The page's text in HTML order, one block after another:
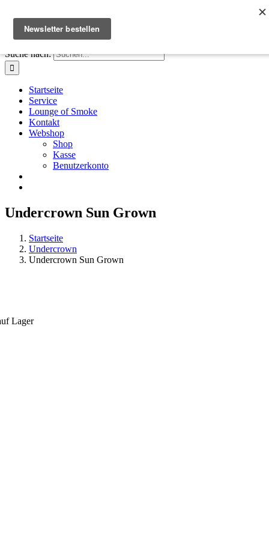
FacebookInstagramXE-Mail
+41 61 411 28 66|info@houseofsmoke.ch
Suche nach:
Startseite
Service
Lounge of Smoke
Kontakt
Webshop
Shop
Kasse
Benutzerkonto
Undercrown Sun Grown
Startseite
Undercrown
Undercrown Sun Grown
Lager